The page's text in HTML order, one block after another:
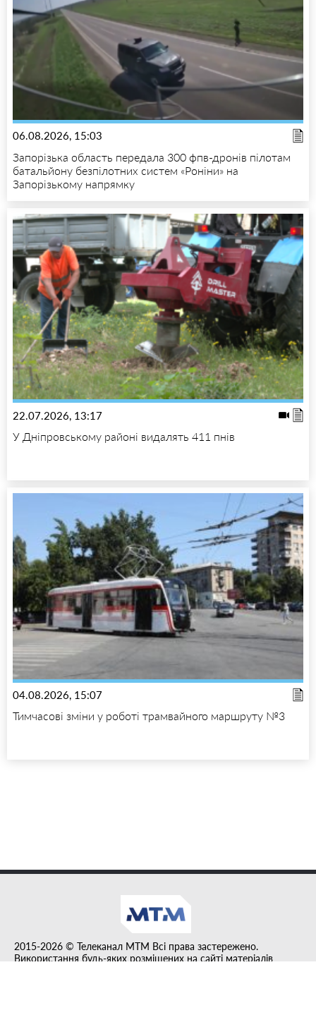
06.08.2026, 15:03
Запорізька область передала 300 фпв-дронів пілотам
батальйону безпілотних систем «Роніни» на
Запорізькому напрямку
22.07.2026, 13:17
У Дніпровському районі видалять 411 пнів
04.08.2026, 15:07
Тимчасові зміни у роботі трамвайного маршруту №3
2015-2026 © Телеканал MTM Всі права застережено.
Використання будь-яких розміщених на сайті матеріалів